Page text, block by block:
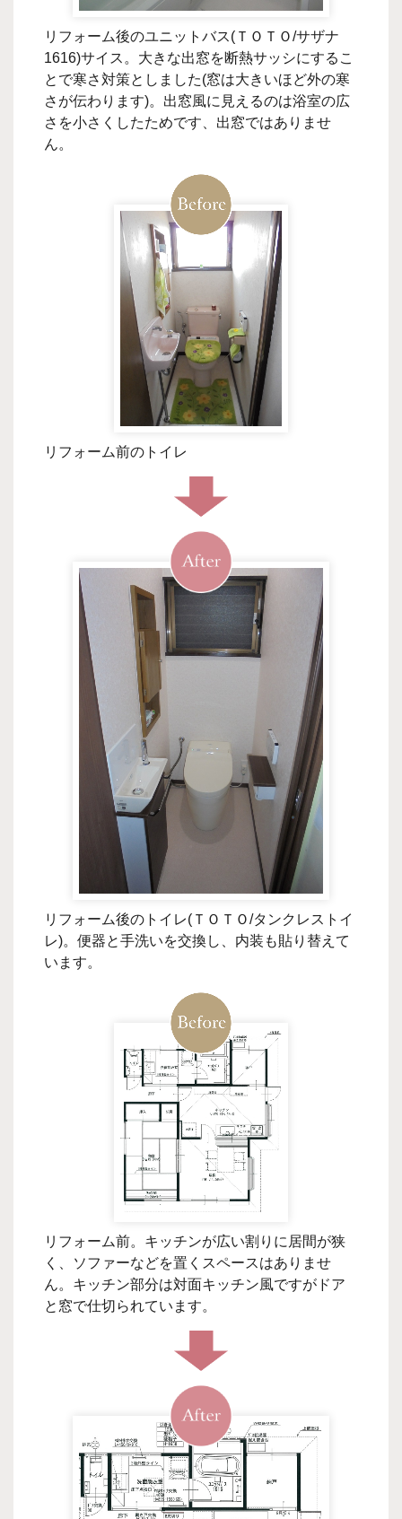
リフォーム後のユニットバス(ＴＯＴＯ/サザナ
1616)サイス。大きな出窓を断熱サッシにするこ
とで寒さ対策としました(窓は大きいほど外の寒
さが伝わります)。出窓風に見えるのは浴室の広
さを小さくしたためです、出窓ではありませ
ん。
リフォーム前のトイレ
リフォーム後のトイレ(ＴＯＴＯ/タンクレストイ
レ)。便器と手洗いを交換し、内装も貼り替えて
います。
リフォーム前。キッチンが広い割りに居間が狭
く、ソファーなどを置くスペースはありませ
ん。キッチン部分は対面キッチン風ですがドア
と窓で仕切られています。